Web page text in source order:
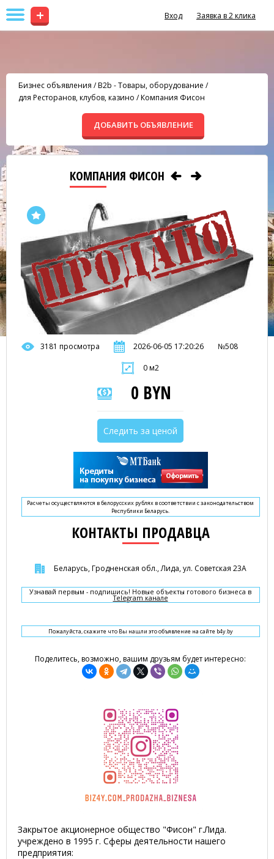
+ Вход Заявка в 2 клика
Бизнес объявления /B2b - Товары, оборудование /
для Ресторанов, клубов, казино /Компания Фисон
ДОБАВИТЬ ОБЪЯВЛЕНИЕ
КОМПАНИЯ ФИСОН
3181 просмотра 2026-06-05 17:20:26 №508
0 м2
0 BYN
Следить за ценой
Расчеты осуществляются в белорусских рублях в соответствии с законодательством
Республики Беларусь.
КОНТАКТЫ ПРОДАВЦА
Беларусь, Гродненская обл., Лида, ул. Советская 23А
Узнавай первым - подпишись! Новые объекты готового бизнеса в
Telegram канале
Пожалуйста, скажите что Вы нашли это объявление на сайте b4y.by
Поделитесь, возможно, вашим друзьям будет интересно:
Закрытое акционерное общество "Фисон" г.Лида.
учреждено в 1995 г. Сферы деятельности нашего
предприятия: